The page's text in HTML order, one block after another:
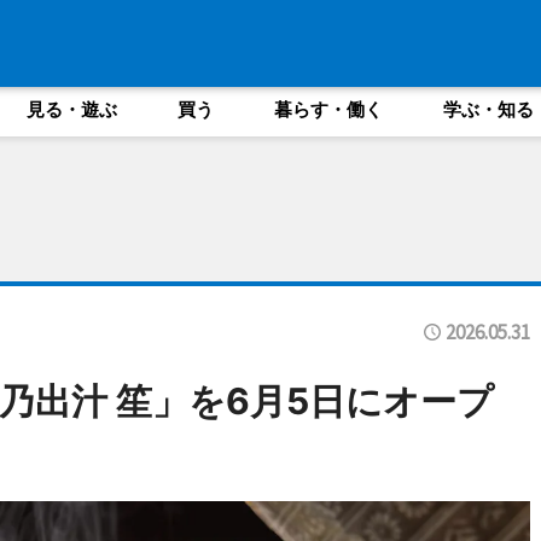
見る・遊ぶ 買う 暮らす・働く 学ぶ・知る
2026.05.31
出汁 笙」を6月5日にオープ